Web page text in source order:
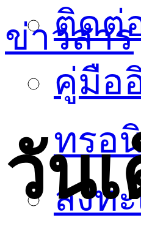
ติดต่
คู่มือ
ทรอ
ลงท
ข่าวสาร
วัน